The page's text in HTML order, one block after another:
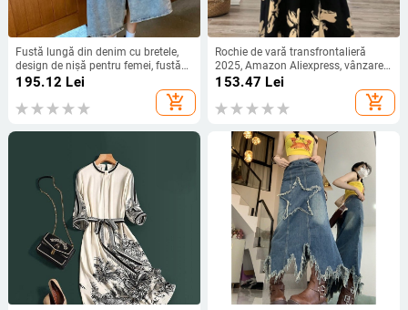
Fustă lungă din denim cu bretele,
design de nișă pentru femei, fustă
elegantă cu bretele, vară, vrac,
mărime mare, rochie lungă de
grăsime mm
195.12 Lei
add_shopping_cart
Rochie de vară transfrontalieră
2025, Amazon Aliexpress, vânzare
fierbinte, nouă pentru femei, cu
153.47 Lei
add_shopping_cart